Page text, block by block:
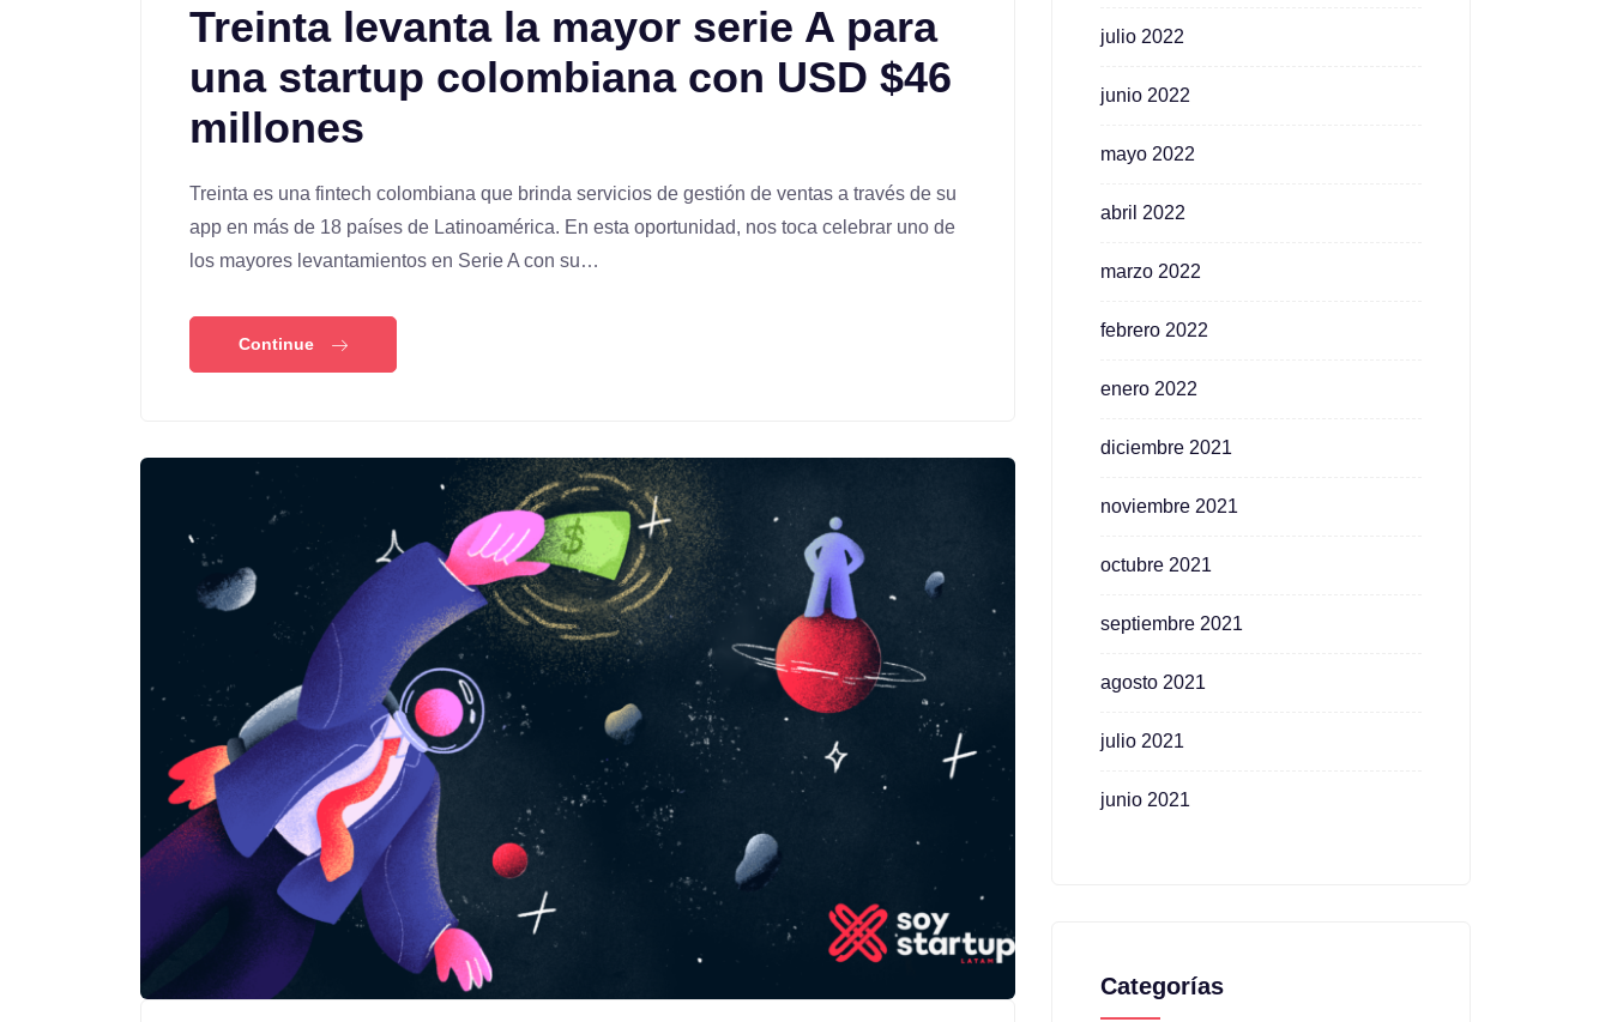
Treinta levanta la mayor serie A para
una startup colombiana con USD $46
millones
Treinta es una fintech colombiana que brinda servicios de gestión de ventas a través de su
app en más de 18 países de Latinoamérica. En esta oportunidad, nos toca celebrar uno de
los mayores levantamientos en Serie A con su…
Continue
julio 2022
junio 2022
mayo 2022
abril 2022
marzo 2022
febrero 2022
enero 2022
diciembre 2021
noviembre 2021
octubre 2021
septiembre 2021
agosto 2021
julio 2021
junio 2021
Categorías